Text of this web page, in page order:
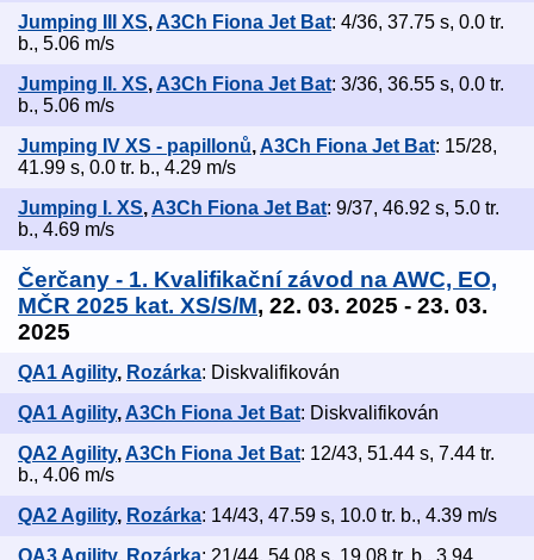
Jumping III XS,A3Ch Fiona Jet Bat: 4/36, 37.75 s, 0.0 tr.
b., 5.06 m/s
Jumping II. XS, A3Ch Fiona Jet Bat: 3/36, 36.55 s, 0.0 tr.
b., 5.06 m/s
Jumping IV XS - papillonů,A3Ch Fiona Jet Bat: 15/28,
41.99 s, 0.0 tr. b., 4.29 m/s
Jumping I. XS, A3Ch Fiona Jet Bat: 9/37, 46.92 s, 5.0 tr.
b., 4.69 m/s
Čerčany - 1. Kvalifikační závod na AWC, EO,
MČR 2025 kat. XS/S/M, 22. 03. 2025 - 23. 03.
2025
QA1 Agility, Rozárka: Diskvalifikován
QA1 Agility, A3Ch Fiona Jet Bat: Diskvalifikován
QA2 Agility,A3Ch Fiona Jet Bat: 12/43, 51.44 s, 7.44 tr.
b., 4.06 m/s
QA2 Agility, Rozárka: 14/43, 47.59 s, 10.0 tr. b., 4.39 m/s
QA3 Agility, Rozárka: 21/44, 54.08 s, 19.08 tr. b., 3.94